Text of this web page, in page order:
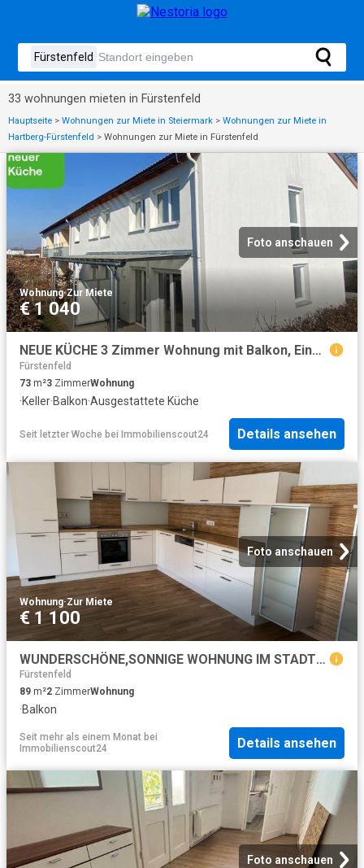
33 wohnungen mieten in Fürstenfeld
Hauptseite > Wohnungen zur Miete in Steiermark > Wohnungen zur Miete in
Hartberg-Fürstenfeld > Wohnungen zur Miete in Fürstenfeld
Foto anschauen
Wohnung·Zur Miete
€ 1 040
NEUE KÜCHE 3 Zimmer Wohnung mit Balkon, Einbauküche inkl. E Geräte und Tiefgaragenplatz geförderte Miete ODER geförderte Miete mit Kaufoption 3 Zimmer
Fürstenfeld
73 m²3 ZimmerWohnung
·Keller·Balkon·Ausgestattete Küche
Seit letzter Woche bei Immobilienscout24 Details ansehen
Foto anschauen
Wohnung·Zur Miete
€ 1 100
WUNDERSCHÖNE,SONNIGE WOHNUNG IM STADTKERN
Fürstenfeld
89 m²2 ZimmerWohnung
·Balkon
Seit mehr als einem Monat bei
Immobilienscout24
Details ansehen
Foto anschauen